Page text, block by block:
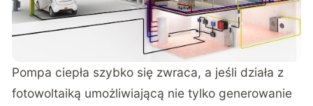
Pompa ciepła szybko się zwraca, a jeśli działa z
fotowoltaiką umożliwiającą nie tylko generowanie